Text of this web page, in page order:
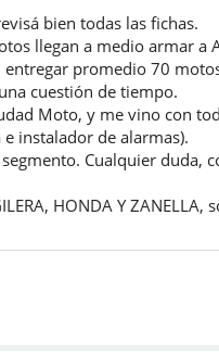
bien todas las fichas.
llegan a medio armar
promedio 70
cuestión de tiempo.
Moto, y me vino con
instalador de alarmas).
Cualquier duda,
HONDA Y ZANELLA,